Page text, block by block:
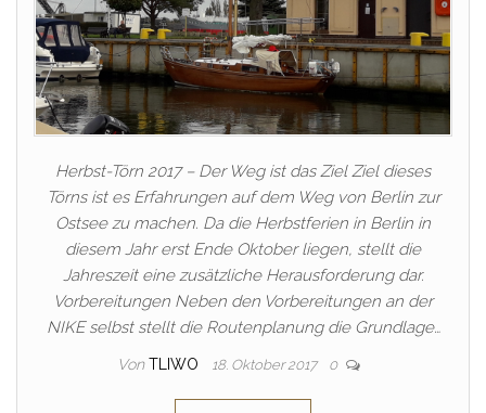
Herbst-Törn 2017 – Der Weg ist das Ziel Ziel dieses
Törns ist es Erfahrungen auf dem Weg von Berlin zur
Ostsee zu machen. Da die Herbstferien in Berlin in
diesem Jahr erst Ende Oktober liegen, stellt die
Jahreszeit eine zusätzliche Herausforderung dar.
Vorbereitungen Neben den Vorbereitungen an der
NIKE selbst stellt die Routenplanung die Grundlage…
Von TLIWO 18. Oktober 2017 0